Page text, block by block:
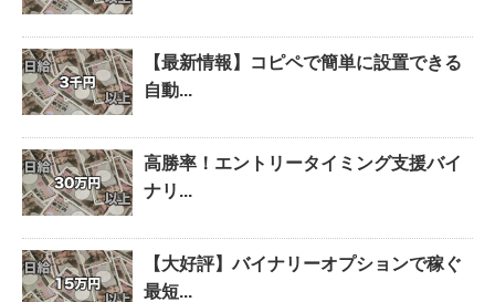
【最新情報】コピペで簡単に設置できる
自動...
高勝率！エントリータイミング支援バイ
ナリ...
【大好評】バイナリーオプションで稼ぐ
最短...